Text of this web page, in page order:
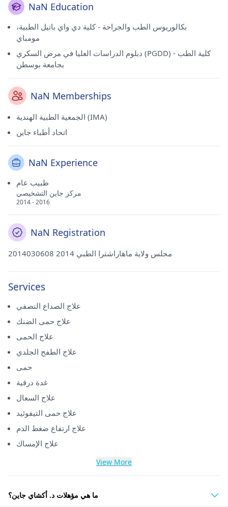
NaN Education
بكالوريوس الطب والجراحة - كلية دي واي باتيل الطبية،
مومباي
دبلوم الدراسات العليا في مرض السكري (PGDD) - كلية الطب
بجامعة بوسطن
NaN Memberships
الجمعية الطبية الهندية (IMA)
اتحاد أطباء جاين
NaN Experience
طبيب عام
مركز جاين التشخيصي
2014 - 2016
NaN Registration
2014030608 مجلس ولاية ماهاراشترا الطبي 2014
Services
علاج الصداع النصفي
علاج حمى الضنك
علاج الحمى
علاج الطفح الجلدي
حمى
غدة درقية
علاج السعال
علاج حمى التيفوئيد
علاج ارتفاع ضغط الدم
علاج الإمساك
View More
ما هي مؤهلات د. أكشاي جاين؟